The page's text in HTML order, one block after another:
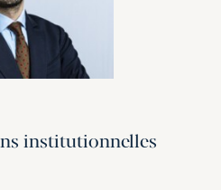
institutionnelles